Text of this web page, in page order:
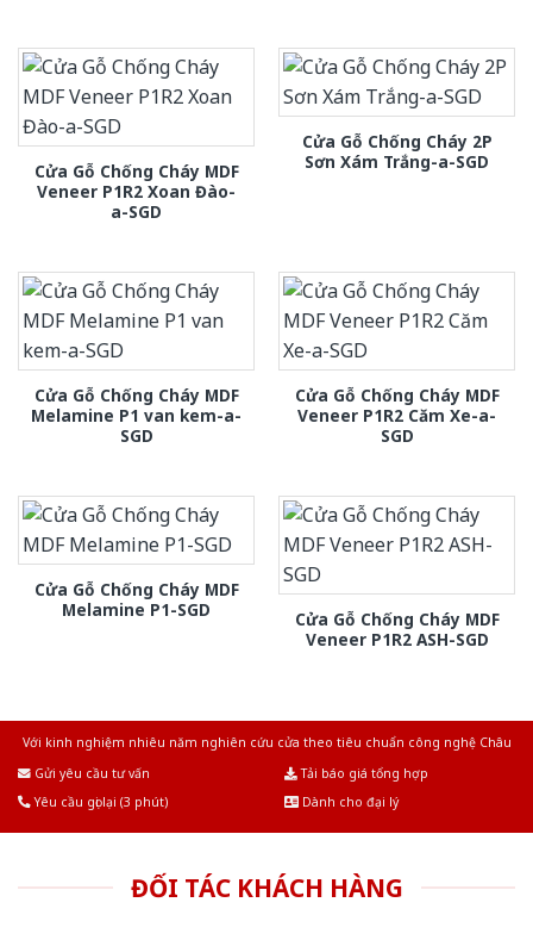
Cửa Gỗ Chống Cháy MDF
Veneer P1R2 Xoan Đào-
a-SGD
Cửa Gỗ Chống Cháy 2P
Sơn Xám Trắng-a-SGD
Cửa Gỗ Chống Cháy MDF
Melamine P1 van kem-a-
SGD
Cửa Gỗ Chống Cháy MDF
Veneer P1R2 Căm Xe-a-
SGD
Cửa Gỗ Chống Cháy MDF
Melamine P1-SGD
Cửa Gỗ Chống Cháy MDF
Veneer P1R2 ASH-SGD
Với kinh nghiệm nhiêu năm nghiên cứu cửa theo tiêu chuẩn công nghệ Châu
Gửi yêu cầu tư vấn
Tải báo giá tổng hợp
Yêu cầu gọi lại (3 phút)
Dành cho đại lý
ĐỐI TÁC KHÁCH HÀNG